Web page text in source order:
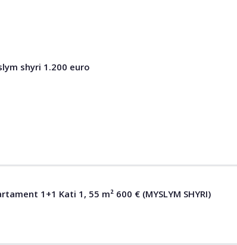
shyri 1.200 euro
1+1 Kati 1, 55 m² 600 € (MYSLYM SHYRI)